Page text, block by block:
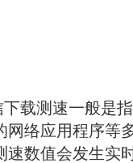
下载测速一般是
络应用程序等
数值会发生实